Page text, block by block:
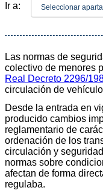
Ir a: Seleccionar
Las normas de
colectivo de menores
Real Decreto 2296/
circulación de
Desde la entrada en
producido cambios
reglamentario de
ordenación de los
circulación y
normas sobre
afectan de forma
regulaba.